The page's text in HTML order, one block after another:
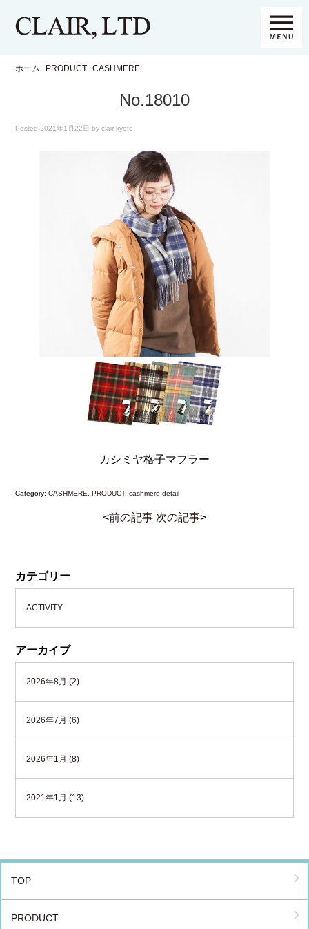
ホーム PRODUCT CASHMERE
No.18010
Posted2021年1月22日 by clair-kyoto
カシミヤ格子マフラー
Category:CASHMERE ,PRODUCT,cashmere-detail
<前の記事 次の記事>
カテゴリー
ACTIVITY
アーカイブ
2026年8月 (2)
2026年7月 (6)
2026年1月 (8)
2021年1月 (13)
TOP
PRODUCT